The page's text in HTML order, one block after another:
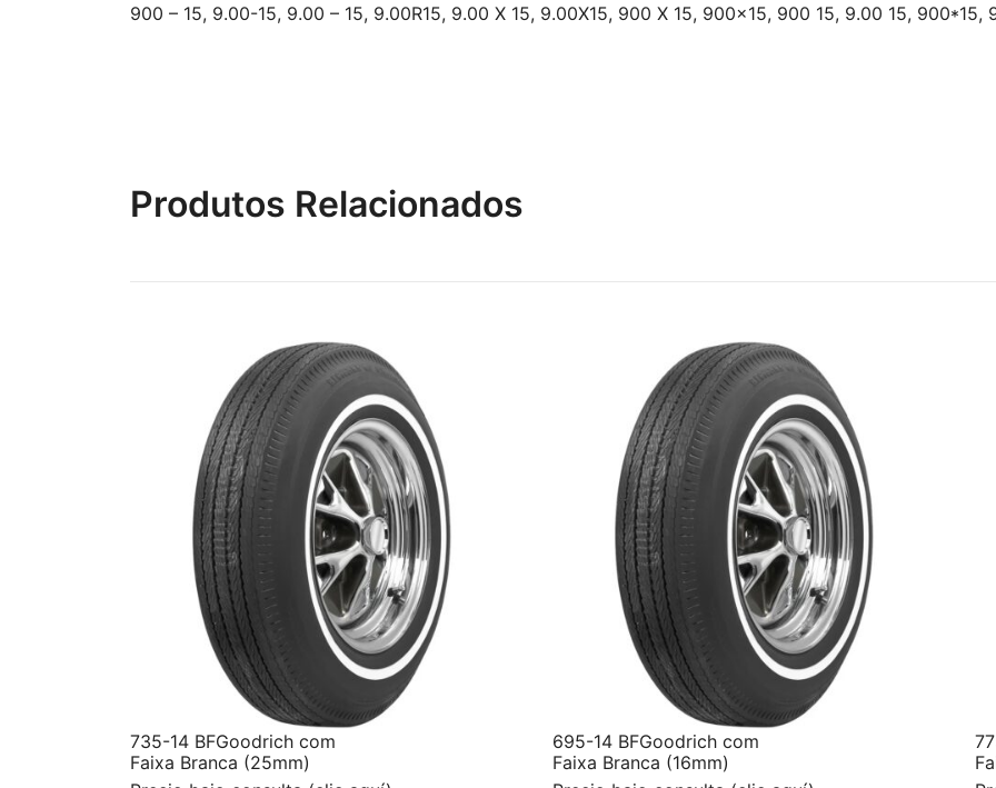
900 – 15, 9.00-15, 9.00 – 15, 9.00R15, 9.00 X 15, 9.00X15, 900 X 15, 900×15, 900 15, 9.00 15,
Produtos Relacionados
735-14 BFGoodrich com
Faixa Branca (25mm)
695-14 BFGoodrich com
Faixa Branca (16mm)